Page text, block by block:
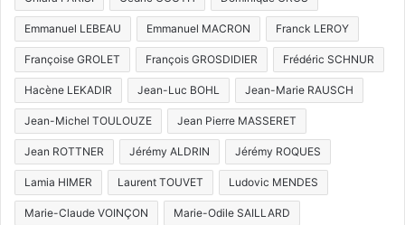
Emmanuel LEBEAU Emmanuel MACRON Franck LEROY
Françoise GROLET François GROSDIDIER Frédéric SCHNUR
Hacène LEKADIR Jean-Luc BOHL Jean-Marie RAUSCH
Jean-Michel TOULOUZE Jean Pierre MASSERET
Jean ROTTNER Jérémy ALDRIN Jérémy ROQUES
Lamia HIMER Laurent TOUVET Ludovic MENDES
Marie-Claude VOINÇON Marie-Odile SAILLARD